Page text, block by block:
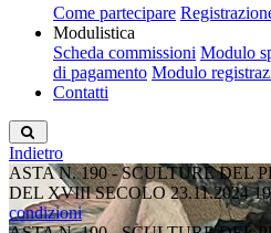
Come partecipare
Modulistica
Scheda commissioni Modulo
di pagamento Modulo
Contatti
Indietro
ASTA N. 190 - SCULTURE DEL
DEL XVIII SECOLO 23.11.2024
condizioni